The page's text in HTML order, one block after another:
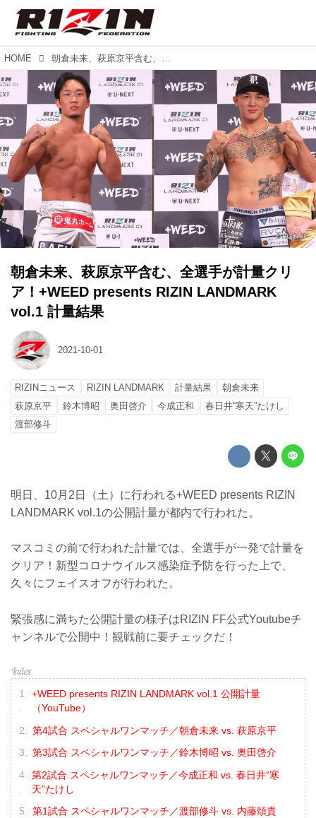
HOME 朝倉未来、萩原京平含む、全選手が計量クリア！+WEED presents RIZIN LANDMARK vol.1 計量結果
朝倉未来、萩原京平含む、全選手が計量クリ
ア！+WEED presents RIZIN LANDMARK
vol.1 計量結果
2021-10-01
RIZINニュース RIZIN LANDMARK 計量結果
朝倉未来
萩原京平
鈴木博昭 奥田啓介 今成正和
春日井“寒天”たけし
渡部修斗
明日、10月2日（土）に行われる+WEED presents RIZIN
LANDMARK vol.1の公開計量が都内で行われた。
マスコミの前で行われた計量では、全選手が一発で計量を
クリア！新型コロナウイルス感染症予防を行った上で、
久々にフェイスオフが行われた。
緊張感に満ちた公開計量の様子はRIZIN FF公式Youtubeチ
ャンネルで公開中！観戦前に要チェックだ！
+WEED presents RIZIN LANDMARK vol.1 公開計量
（YouTube）
第4試合 スペシャルワンマッチ／朝倉未来 vs. 萩原京平
第3試合 スペシャルワンマッチ／鈴木博昭 vs. 奥田啓介
第2試合 スペシャルワンマッチ／今成正和 vs. 春日井“寒
天”たけし
第1試合 スペシャルワンマッチ／渡部修斗 vs. 内藤頌貴